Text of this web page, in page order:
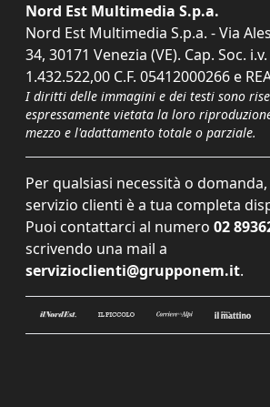
Nord Est Multimedia S.p.a.
Nord Est Multimedia S.p.a. - Via
34, 30171 Venezia (VE). Cap. Soc.
1.432.522,00 C.F. 05412000266 e
I diritti delle immagini e dei testi sono
espressamente vietata la loro
mezzo e l'adattamento totale o parziale.
Per qualsiasi necessità o
servizio clienti è a tua completa
Puoi contattarci al numero 02
scrivendo una mail a
servizioclienti@grupponem.it.